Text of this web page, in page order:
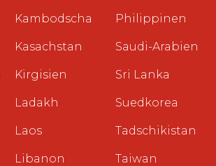
Kambodscha
Kasachstan
Kirgisien
Ladakh
Laos
Libanon
Philippinen
Saudi-Arabien
Sri Lanka
Suedkorea
Tadschikistan
Taiwan